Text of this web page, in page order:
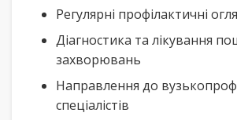
Регулярні профілактичні
Діагностика та лікування
захворювань
Направлення до
спеціалістів